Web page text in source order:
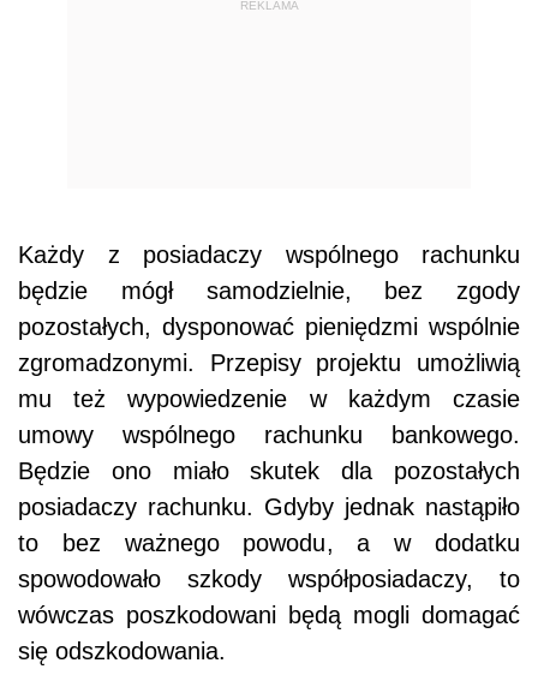
REKLAMA
Każdy z posiadaczy wspólnego rachunku
będzie mógł samodzielnie, bez zgody
pozostałych, dysponować pieniędzmi wspólnie
zgromadzonymi. Przepisy projektu umożliwią
mu też wypowiedzenie w każdym czasie
umowy wspólnego rachunku bankowego.
Będzie ono miało skutek dla pozostałych
posiadaczy rachunku. Gdyby jednak nastąpiło
to bez ważnego powodu, a w dodatku
spowodowało szkody współposiadaczy, to
wówczas poszkodowani będą mogli domagać
się odszkodowania.